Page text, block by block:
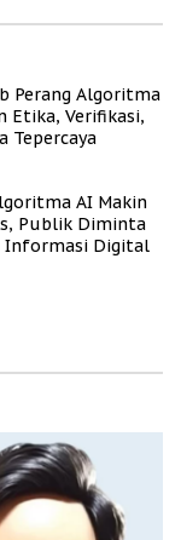
Perang Algoritma
Etika, Verifikasi,
Tepercaya
AI Makin
Publik Diminta
Informasi Digital